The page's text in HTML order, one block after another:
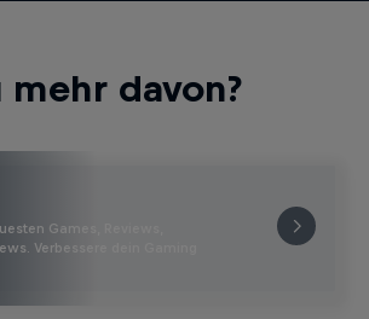
davon?
Games, Reviews,
Verbessere dein Gaming